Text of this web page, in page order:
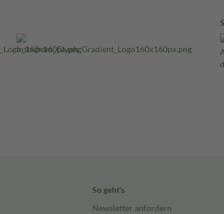
So geht's
Newsletter anfordern